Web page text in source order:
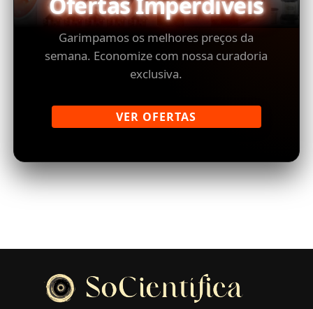
Garimpamos os melhores preços da
semana. Economize com nossa curadoria
exclusiva.
VER OFERTAS